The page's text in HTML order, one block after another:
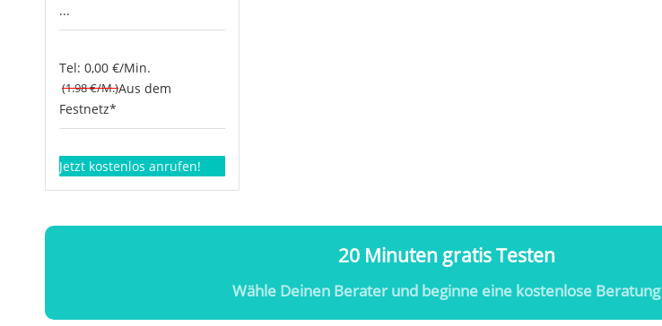
...
Tel: 0,00 €/Min.
(1.98 €/M.)Aus dem
Festnetz*
Jetzt kostenlos anrufen!
20 Minuten gratis Testen
Wähle Deinen Berater und beginne eine kostenlose Beratung